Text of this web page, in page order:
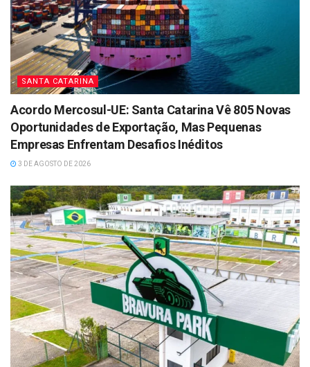
SANTA CATARINA
Acordo Mercosul-UE: Santa Catarina Vê 805 Novas
Oportunidades de Exportação, Mas Pequenas
Empresas Enfrentam Desafios Inéditos
3 DE AGOSTO DE 2026